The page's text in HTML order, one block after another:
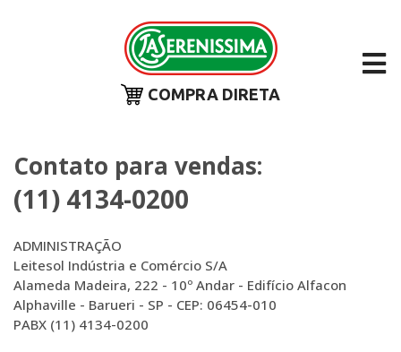
COMPRA DIRETA
Contato para vendas:
(11) 4134-0200
ADMINISTRAÇÃO
Leitesol Indústria e Comércio S/A
Alameda Madeira, 222 - 10º Andar - Edifício Alfacon
Alphaville - Barueri - SP - CEP: 06454-010
PABX (11) 4134-0200